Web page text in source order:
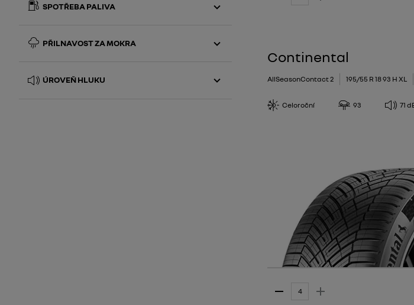
SPOTŘEBA PALIVA
PŘILNAVOST ZA MOKRA
ÚROVEŇ HLUKU
Continental
AllSeasonContact 2 195/55 R 18 93 H XL
Celoroční 93 71